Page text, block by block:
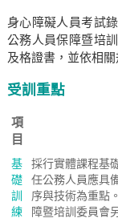
身心障礙人員考試
公務人員保障暨培
及格證書，並依相關
受訓重點
項
目
基
礎
訓
練
採行實體課程基
任公務人員應具
序與技術為重點
障暨培訓委員會